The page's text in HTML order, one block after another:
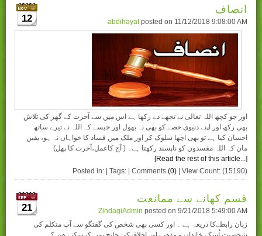
12
انصاف
abdihayatposted on 11/12/2018 9:08:00 AM
اور جو کچھ اللہ تعالی نے تجھے دے رکھا ہے اس میں سے آخرت کے گھر کی تلاش
بھی رکھ اور اپنے دنیوی حصے کو بھی نہ بھول اور جیسے کہ اللہ نے تیرے ساتھ
احسان کیا ہے تو بھی اچھا سلوک کر اور ملک میں فساد کا خواہاں نہ ہو، یقین
مان کہ اللہ مفسدوں کو ناپسند رکھتا ہے۔ ( آج کاعمل،آخرت کا پھل)
[Read the rest of this article...]
Posted in: | Tags: | Comments (0) | View Count: (15190)
21
قسم کھانے سے ممانعت
ZindagiAdmin posted on 9/21/2018 5:49:00 AM
زبان رابطےکا ذریعہ ہے ۔ اور کسی بھی شخص کی گفتگو سے آپ متکلم کی